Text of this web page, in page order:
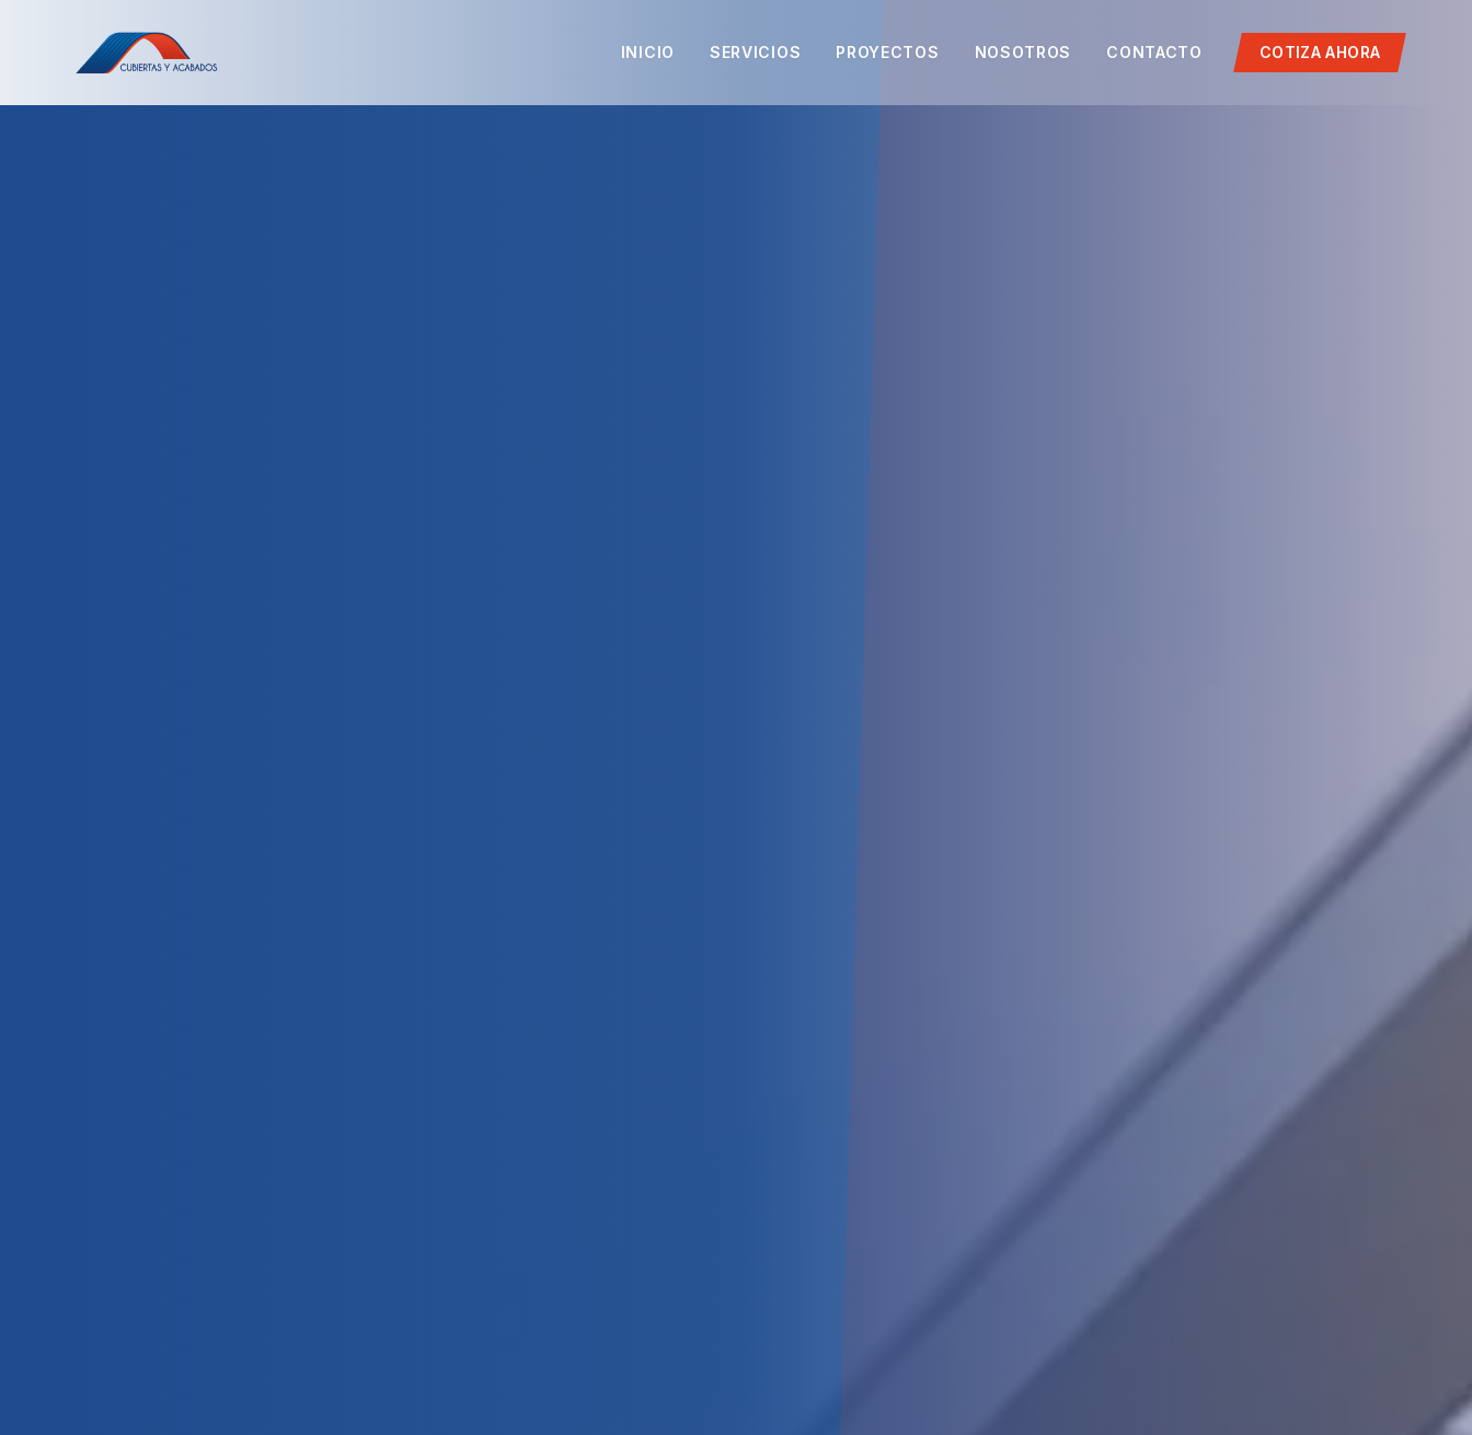
INICIO SERVICIOS PROYECTOS NOSOTROS CONTACTO COTIZA AHORA